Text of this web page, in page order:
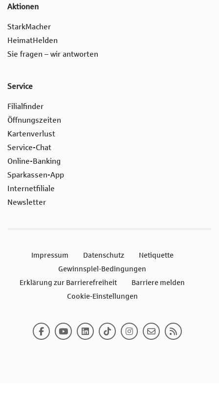
Aktionen
StarkMacher
HeimatHelden
Sie fragen – wir antworten
Service
Filialfinder
Öffnungszeiten
Kartenverlust
Service-Chat
Online-Banking
Sparkassen-App
Internetfiliale
Newsletter
Impressum Datenschutz
Netiquette
Gewinnspiel-Bedingungen
Erklärung zur Barrierefreiheit
Barriere melden
Cookie-Einstellungen